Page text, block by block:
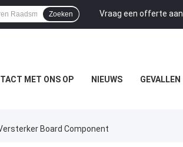
Vraag een offerte aan
Zoeken
MET ONS OP NIEUWS GEVALLEN
Board Component